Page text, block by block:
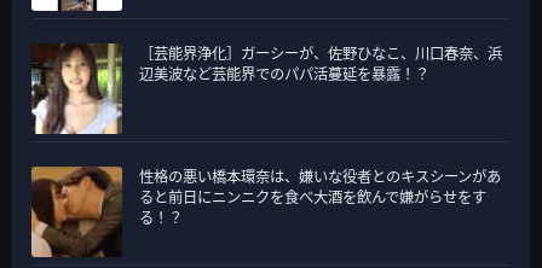
［芸能界浄化］ガーシーが、佐野ひなこ、川口春奈、浜
辺美波など芸能界でのパパ活蔓延を暴露！？
性格の悪い橋本環奈は、嫌いな役者とのキスシーンがあ
ると前日にニンニクを食べ大酒を飲んで嫌がらせをす
る！？